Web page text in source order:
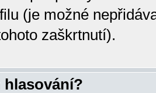
(je možné
zaškrtnutí).